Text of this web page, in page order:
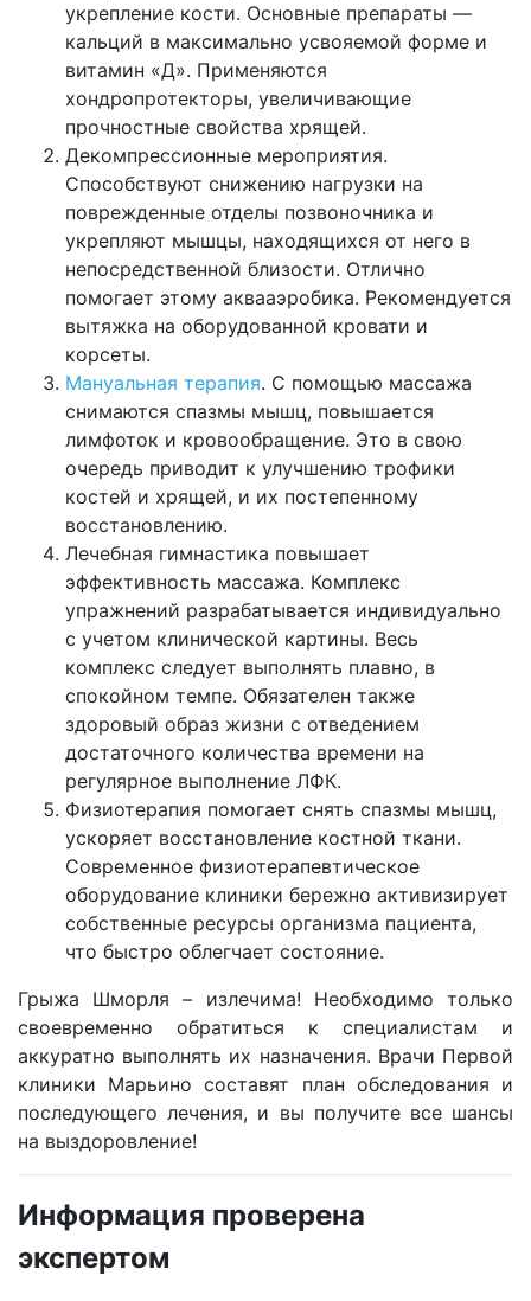
укрепление кости. Основные препараты —
кальций в максимально усвояемой форме и
витамин «Д». Применяются
хондропротекторы, увеличивающие
прочностные свойства хрящей.
Декомпрессионные мероприятия.
Способствуют снижению нагрузки на
поврежденные отделы позвоночника и
укрепляют мышцы, находящихся от него в
непосредственной близости. Отлично
помогает этому аквааэробика. Рекомендуется
вытяжка на оборудованной кровати и
корсеты.
Мануальная терапия. С помощью массажа
снимаются спазмы мышц, повышается
лимфоток и кровообращение. Это в свою
очередь приводит к улучшению трофики
костей и хрящей, и их постепенному
восстановлению.
Лечебная гимнастика повышает
эффективность массажа. Комплекс
упражнений разрабатывается индивидуально
с учетом клинической картины. Весь
комплекс следует выполнять плавно, в
спокойном темпе. Обязателен также
здоровый образ жизни с отведением
достаточного количества времени на
регулярное выполнение ЛФК.
Физиотерапия помогает снять спазмы мышц,
ускоряет восстановление костной ткани.
Современное физиотерапевтическое
оборудование клиники бережно активизирует
собственные ресурсы организма пациента,
что быстро облегчает состояние.
Грыжа Шморля – излечима! Необходимо только
своевременно обратиться к специалистам и
аккуратно выполнять их назначения. Врачи Первой
клиники Марьино составят план обследования и
последующего лечения, и вы получите все шансы
на выздоровление!
Информация проверена
экспертом